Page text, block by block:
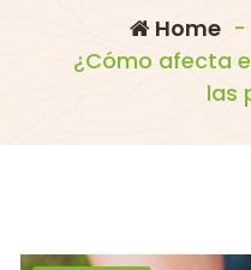
Home -
¿Cómo afecta
las